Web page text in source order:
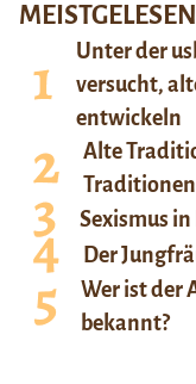
MEISTGELESEN
Unter der
versucht,
entwickeln
Alte
Sexismus
Der
Wer ist der
bekannt?